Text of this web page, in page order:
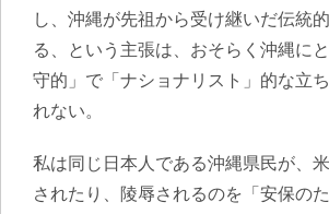
し、沖縄が先祖から受け継いだ伝統
る、という主張は、おそらく沖縄に
守的」で「ナショナリスト」的な立
れない。
私は同じ日本人である沖縄県民が、
されたり、陵辱されるのを「安保の